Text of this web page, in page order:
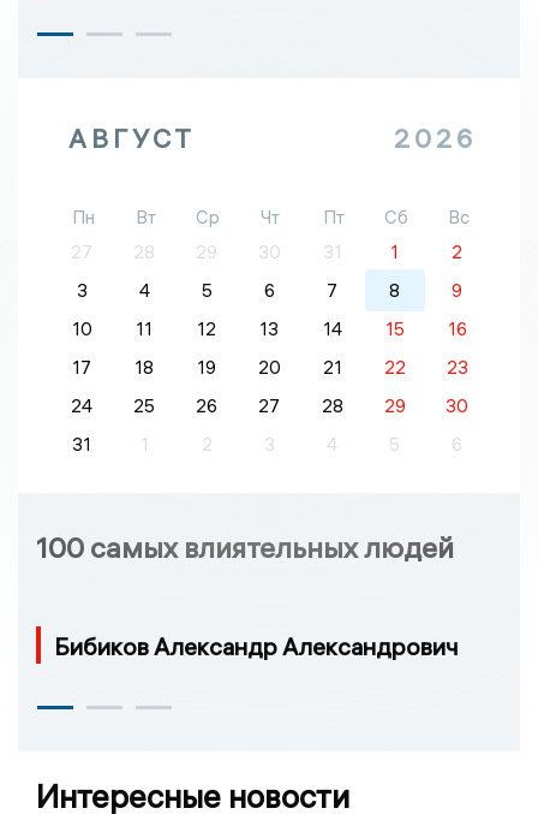
АВГУСТ 2026
Пн Вт Ср Чт Пт Сб
Вс
27
28 29 30 31 1
2
3
4 5 6 7 8
9
10
11 12 13 14 15
16
17
18 19 20 21 22
23
24
25 26 27 28 29
30
31
1 2 3 4 5 6
100 самых влиятельных людей
Бибиков Александр Александрович
Интересные новости